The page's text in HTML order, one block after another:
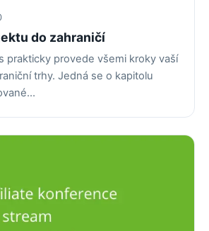
do zahraničí
prakticky provede všemi kroky vaší
trhy. Jedná se o kapitolu